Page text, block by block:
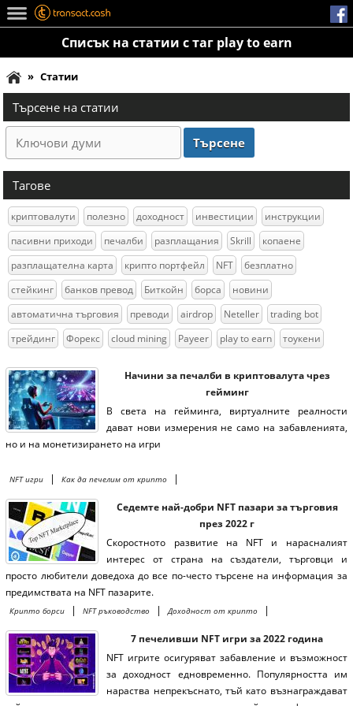
Списък на статии с таг play to earn
» Статии
Търсене на статии
Тагове
криптовалути полезно доходност инвестиции
инструкции
пасивни приходи
печалби разплащания Skrill
копаене
разплащателна карта
крипто портфейл NFT
безплатно
стейкинг
банков превод Биткойн борса
новини
автоматична търговия
преводи airdrop Neteller
trading bot
трейдинг
Форекс cloud mining Payeer play to earn тоукени
Начини за печалби в криптовалута чрез
гейминг
В света на гейминга, виртуалните реалности
дават нови измерения не само на забавленията,
но и на монетизирането на игри
NFT игри | Как да печелим от крипто |
Седемте най-добри NFT пазари за търговия
през 2022 г
Скоростното развитие на NFT и нарасналият
интерес от страна на създатели, търговци и
просто любители доведоха до все по-често търсене на информация за
предимствата на NFT пазарите.
Крипто борси | NFT ръководство | Доходност от крипто |
7 печеливши NFT игри за 2022 година
NFT игрите осигуряват забавление и възможност
за доходност едновременно. Популярността им
нараства непрекъснато, тъй като възнаграждават